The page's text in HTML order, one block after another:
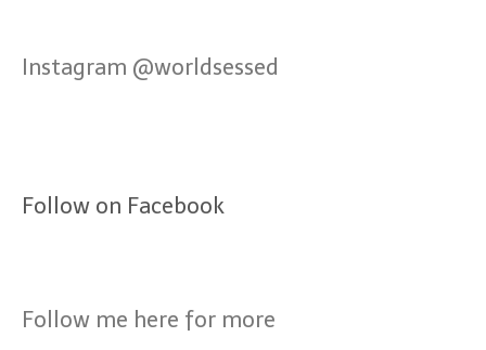
Instagram @worldsessed
Follow on Facebook
Follow me here for more